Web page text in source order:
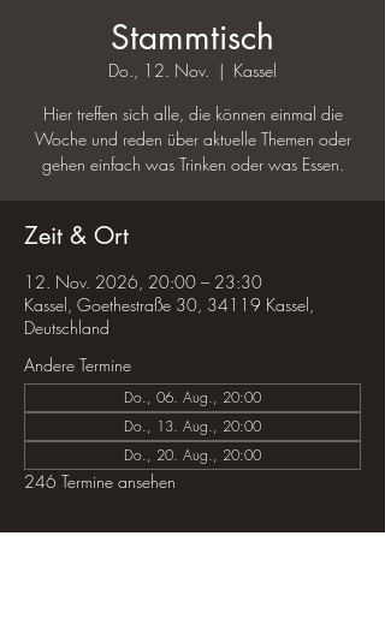
Stammtisch
Do., 12. Nov.
  |
Kassel
Hier treffen sich alle, die können einmal die
Woche und reden über aktuelle Themen oder
gehen einfach was Trinken oder was Essen.
Zeit & Ort
12. Nov. 2026, 20:00 – 23:30
Kassel, Goethestraße 30, 34119 Kassel,
Deutschland
Andere Termine
Do., 06. Aug., 20:00
Do., 13. Aug., 20:00
Do., 20. Aug., 20:00
246 Termine ansehen